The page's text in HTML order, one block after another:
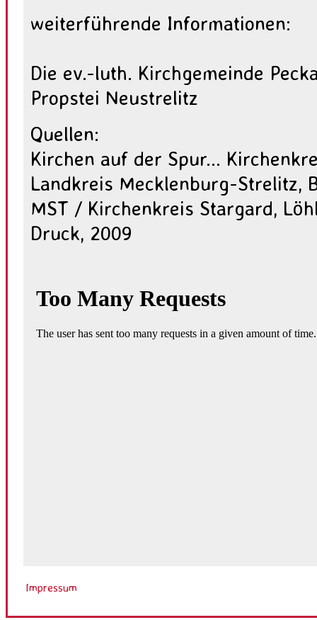
weiterführende Informationen:
Die ev.-luth. Kirchgemeinde
Propstei Neustrelitz
Quellen:
Kirchen auf der Spur...
Landkreis Mecklenburg-Strelitz,
MST / Kirchenkreis Stargard,
Druck, 2009
Impressum